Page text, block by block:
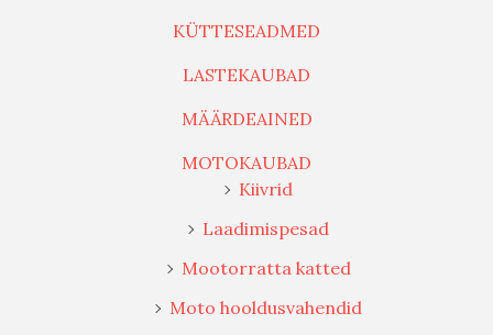
KÜTTESEADMED
LASTEKAUBAD
MÄÄRDEAINED
MOTOKAUBAD
Kiivrid
Laadimispesad
Mootorratta katted
Moto hooldusvahendid